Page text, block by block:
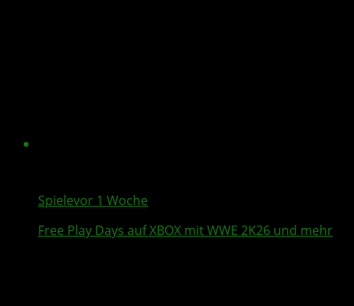
Spielevor 1 Woche
Free Play Days auf XBOX mitWWE 2K26 und mehr